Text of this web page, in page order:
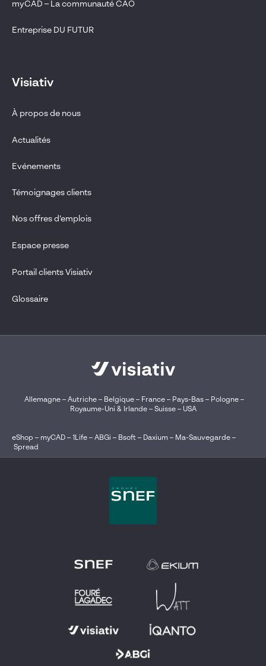
myCAD – La communauté CAO
Entreprise DU FUTUR
Visiativ
À propos de nous
Actualités
Evénements
Témoignages clients
Nos offres d’emplois
Espace presse
Portail clients Visiativ
Glossaire
Allemagne– Autriche– Belgique – France– Pays-Bas– Pologne–
Royaume-Uni & Irlande– Suisse– USA
eShop – myCAD – 1Life – ABGi – Bsoft – Daxium – Ma-Sauvegarde –
Spread